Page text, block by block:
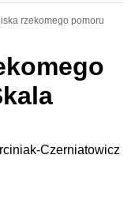
rzekomego pomoru
Czerniatowicz